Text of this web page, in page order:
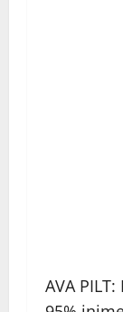
AVA